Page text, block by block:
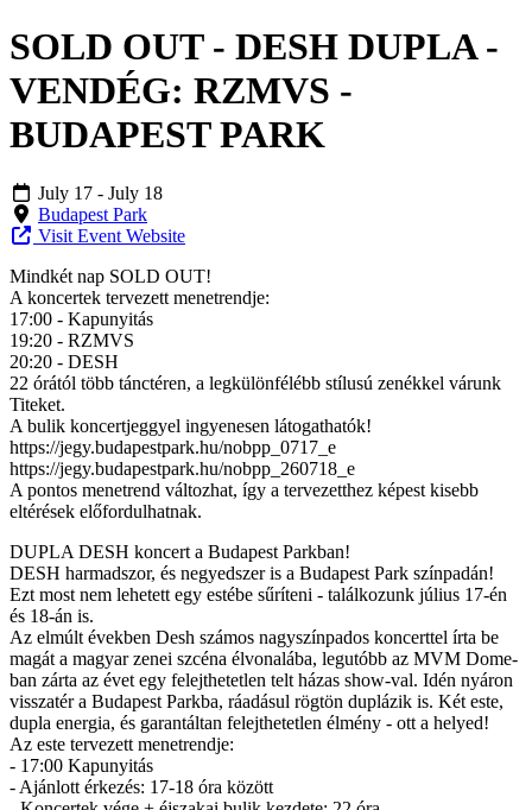
SOLD OUT - DESH DUPLA -
VENDÉG: RZMVS -
BUDAPEST PARK
July 17 - July 18
Budapest Park
Visit Event Website
Mindkét nap SOLD OUT!
A koncertek tervezett menetrendje:
17:00 - Kapunyitás
19:20 - RZMVS
20:20 - DESH
22 órától több tánctéren, a legkülönfélébb stílusú zenékkel várunk
Titeket.
A bulik koncertjeggyel ingyenesen látogathatók!
https://jegy.budapestpark.hu/nobpp_0717_e
https://jegy.budapestpark.hu/nobpp_260718_e
A pontos menetrend változhat, így a tervezetthez képest kisebb
eltérések előfordulhatnak.
DUPLA DESH koncert a Budapest Parkban!
DESH harmadszor, és negyedszer is a Budapest Park színpadán!
Ezt most nem lehetett egy estébe sűríteni - találkozunk július 17-én
és 18-án is.
Az elmúlt években Desh számos nagyszínpados koncerttel írta be
magát a magyar zenei szcéna élvonalába, legutóbb az MVM Dome-
ban zárta az évet egy felejthetetlen telt házas show-val. Idén nyáron
visszatér a Budapest Parkba, ráadásul rögtön duplázik is. Két este,
dupla energia, és garantáltan felejthetetlen élmény - ott a helyed!
Az este tervezett menetrendje:
- 17:00 Kapunyitás
- Ajánlott érkezés: 17-18 óra között